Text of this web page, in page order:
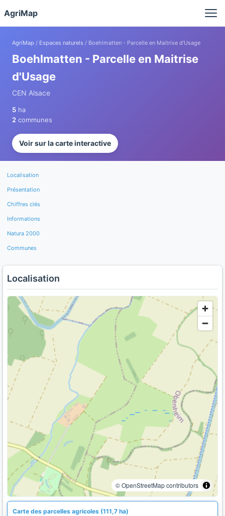
AgriMap
AgriMap / Espaces naturels / Boehlmatten - Parcelle en Maitrise d'Usage
Boehlmatten - Parcelle en Maitrise
d'Usage
CEN Alsace
5 ha
2 communes
Voir sur la carte interactive
Localisation
Présentation
Chiffres clés
Informations
Natura 2000
Communes
Localisation
© OpenStreetMap contributors
Carte des parcelles agricoles (111,7 ha)